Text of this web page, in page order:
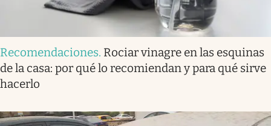
Recomendaciones. Rociar vinagre en las esquinas
de la casa: por qué lo recomiendan y para qué sirve
hacerlo